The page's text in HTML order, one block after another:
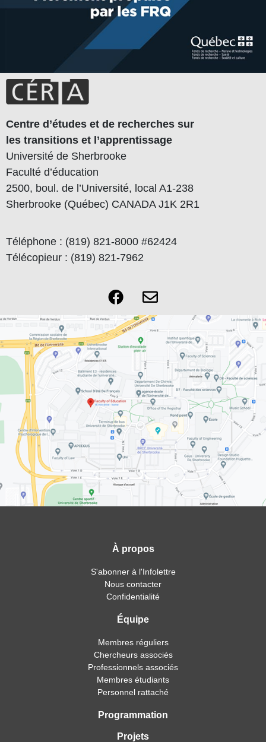
Centre d’études et de recherches sur
les transitions et l’apprentissage
Université de Sherbrooke
Faculté d’éducation
2500, boul. de l’Université, local A1-238
Sherbrooke (Québec) CANADA J1K 2R1
Téléphone : (819) 821-8000 #62424
Télécopieur : (819) 821-7962
À propos
S'abonner à l'Infolettre
Nous contacter
Confidentialité
Équipe
Membres réguliers
Chercheurs associés
Professionnels associés
Membres étudiants
Personnel rattaché
Programmation
Projets